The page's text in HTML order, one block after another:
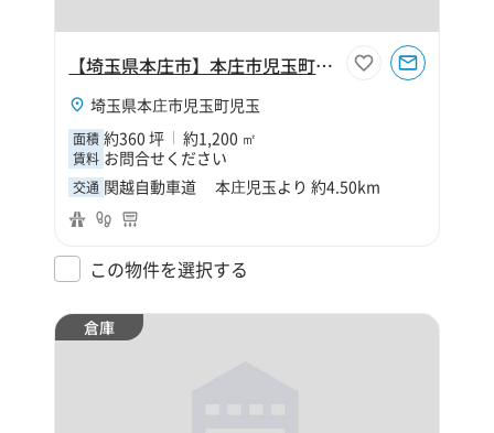
【埼玉県本庄市】本庄市児玉町児玉360坪倉庫
埼玉県本庄市児玉町児玉
面積 約360 坪 約1,200 ㎡
賃料 お問合せください
交通 関越自動車道 本庄児玉より 約4.50km
この物件を選択する
倉庫